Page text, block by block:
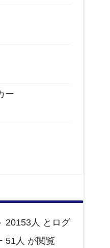
ー
20153人 とログ
51人 が閲覧